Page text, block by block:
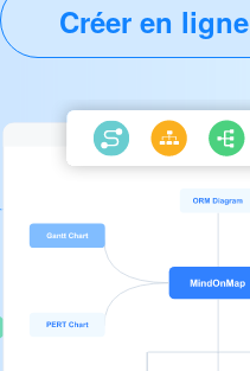
Créer en ligne